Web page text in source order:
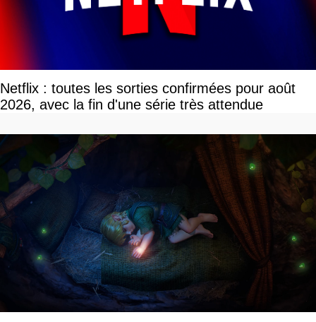
Netflix : toutes les sorties confirmées pour août
2026, avec la fin d'une série très attendue